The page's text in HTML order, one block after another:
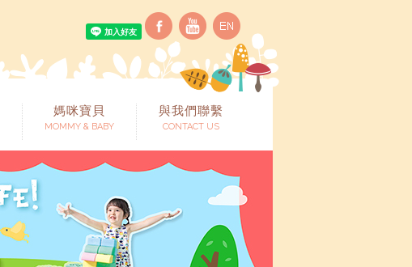
媽咪寶貝
MOMMY & BABY
與我們聯繫
CONTACT US